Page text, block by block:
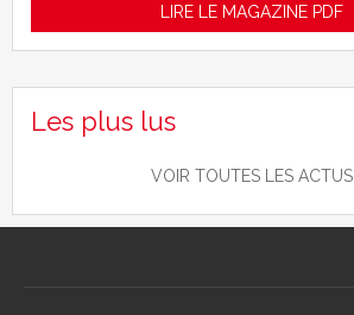
LIRE LE MAGAZINE PDF
Les plus lus
VOIR TOUTES LES ACTUS